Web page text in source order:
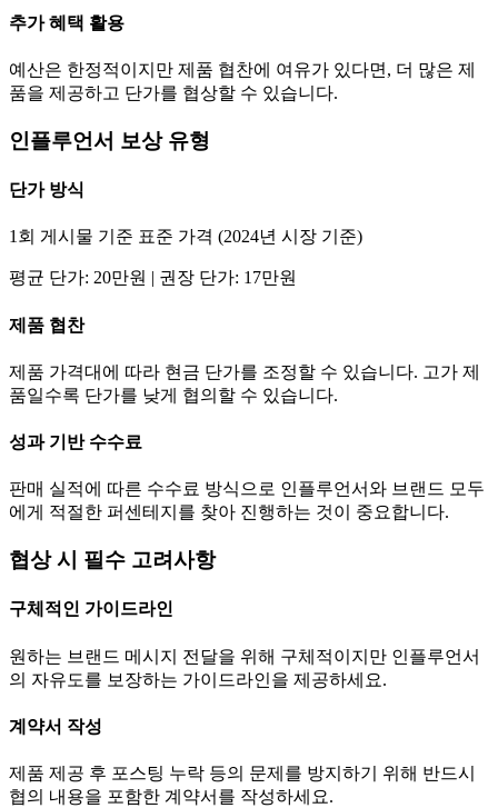
추가 혜택 활용
예산은 한정적이지만 제품 협찬에 여유가 있다면, 더 많은 제
품을 제공하고 단가를 협상할 수 있습니다.
인플루언서 보상 유형
단가방식
1회 게시물 기준 표준 가격 (2024년 시장 기준)
평균 단가: 20만원 | 권장 단가: 17만원
제품 협찬
제품 가격대에 따라 현금 단가를 조정할 수 있습니다. 고가 제
품일수록 단가를 낮게 협의할 수 있습니다.
성과 기반 수수료
판매 실적에 따른 수수료 방식으로 인플루언서와 브랜드 모두
에게 적절한 퍼센테지를 찾아 진행하는 것이 중요합니다.
협상 시 필수 고려사항
구체적인 가이드라인
원하는 브랜드 메시지 전달을 위해 구체적이지만 인플루언서
의 자유도를 보장하는 가이드라인을 제공하세요.
계약서 작성
제품 제공 후 포스팅 누락 등의 문제를 방지하기 위해 반드시
협의 내용을 포함한 계약서를 작성하세요.